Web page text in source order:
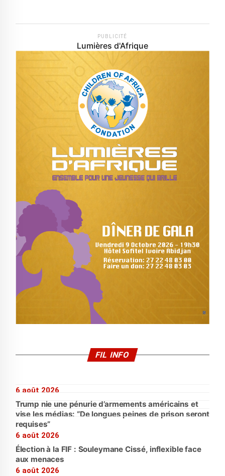
PUBLICITÉ
Lumières d'Afrique
FIL INFO
6 août 2026
Trump nie une pénurie d’armements américains et
vise les médias: “De longues peines de prison seront
requises”
6 août 2026
Élection à la FIF : Souleymane Cissé, inflexible face
aux menaces
6 août 2026